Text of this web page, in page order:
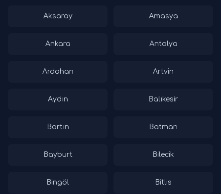
Aksaray Amasya
Ankara Antalya
Ardahan Artvin
Aydın Balıkesir
Bartın Batman
Bayburt Bilecik
Bingöl Bitlis